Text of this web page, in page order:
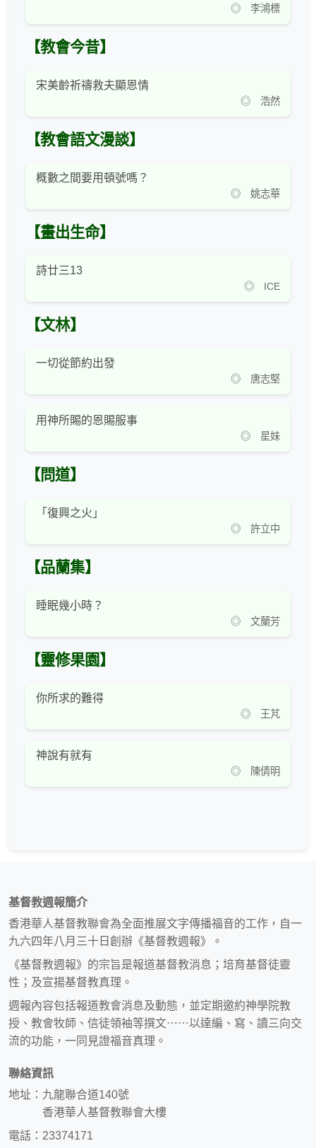
◎ 李鴻標
【教會今昔】
宋美齡祈禱救夫顯恩情
◎ 浩然
【教會語文漫談】
概數之間要用頓號嗎？
◎ 姚志華
【畫出生命】
詩廿三13
◎ ICE
【文林】
一切從節約出發
◎ 唐志堅
用神所賜的恩賜服事
◎ 星妹
【問道】
「復興之火」
◎ 許立中
【品蘭集】
睡眠幾小時？
◎ 文蘭芳
【靈修果園】
你所求的難得
◎ 王芃
神說有就有
◎ 陳倩明
基督教週報簡介
香港華人基督教聯會為全面推展文字傳播福音的工作，自一
九六四年八月三十日創辦《基督教週報》。
《基督教週報》的宗旨是報道基督教消息；培育基督徒靈
性；及宣揚基督教真理。
週報內容包括報道教會消息及動態，並定期邀約神學院教
授、教會牧師、信徒領袖等撰文⋯⋯以達編、寫、讀三向交
流的功能，一同見證福音真理。
聯絡資訊
地址：九龍聯合道140號
香港華人基督教聯會大樓
電話：23374171